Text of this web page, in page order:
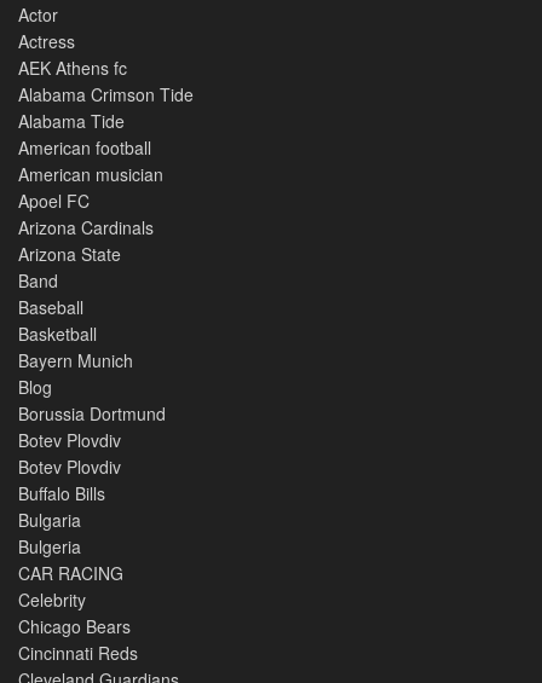
Actor
Actress
AEK Athens fc
Alabama Crimson Tide
Alabama Tide
American football
American musician
Apoel FC
Arizona Cardinals
Arizona State
Band
Baseball
Basketball
Bayern Munich
Blog
Borussia Dortmund
Botev Plovdiv
Botev Plovdiv
Buffalo Bills
Bulgaria
Bulgeria
CAR RACING
Celebrity
Chicago Bears
Cincinnati Reds